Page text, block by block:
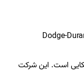
است. این شرکت